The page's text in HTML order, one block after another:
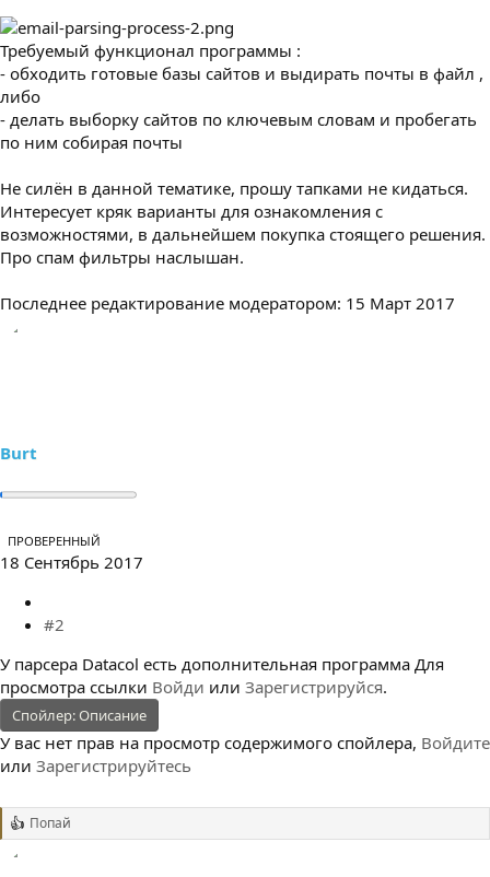
Требуемый функционал программы :
- обходить готовые базы сайтов и выдирать почты в файл ,
либо
- делать выборку сайтов по ключевым словам и пробегать
по ним собирая почты
Не силён в данной тематике, прошу тапками не кидаться.
Интересует кряк варианты для ознакомления с
возможностями, в дальнейшем покупка стоящего решения.
Про спам фильтры наслышан.
Последнее редактирование модератором: 15 Март 2017
Burt
ПРОВЕРЕННЫЙ
18 Сентябрь 2017
#2
У парсера Datacol есть дополнительная программа Для
просмотра ссылки Войди или Зарегистрируйся.
Спойлер:Описание
У вас нет прав на просмотр содержимого спойлера, Войдите
или Зарегистрируйтесь
Р
Попай